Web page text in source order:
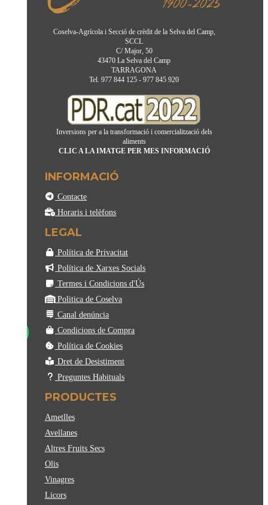
Coselva-Agrícola i Secció de crèdit de la Selva del Camp,
SCCL
C/ Major, 50
43470 La Selva del Camp
TARRAGONA
Tel. 977 844 125 - 977 845 920
Inversions per a la transformació i comercialització dels
aliments
CLIC A LA IMATGE PER MES INFORMACIÓ
INFORMACIÓ
Contacte
Horaris i telèfons
LEGAL
Política de Privacitat
Política de Xarxes Socials
Termes i Condicions d'Ús
Politica de Coselva
Canal denúncia
Condicions de Compra
Política de Cookies
Dret de Desistiment
Preguntes Habituals
PRODUCTES
Ametlles
Avellanes
Altres Fruits Secs
Olis
Vinagres
Licors